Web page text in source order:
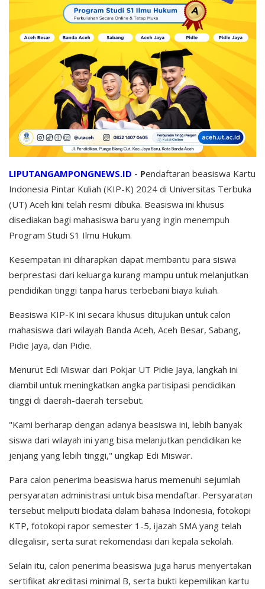
LIPUTANGAMPONGNEWS.ID - Pendaftaran beasiswa Kartu
Indonesia Pintar Kuliah (KIP-K) 2024 di Universitas Terbuka
(UT) Aceh kini telah resmi dibuka. Beasiswa ini khusus
disediakan bagi mahasiswa baru yang ingin menempuh
Program Studi S1 Ilmu Hukum.
Kesempatan ini diharapkan dapat membantu para siswa
berprestasi dari keluarga kurang mampu untuk melanjutkan
pendidikan tinggi tanpa harus terbebani biaya kuliah.
Beasiswa KIP-K ini secara khusus ditujukan untuk calon
mahasiswa dari wilayah Banda Aceh, Aceh Besar, Sabang,
Pidie Jaya, dan Pidie.
Menurut Edi Miswar dari Pokjar UT Pidie Jaya, langkah ini
diambil untuk meningkatkan angka partisipasi pendidikan
tinggi di daerah-daerah tersebut.
"Kami berharap dengan adanya beasiswa ini, lebih banyak
siswa dari wilayah ini yang bisa melanjutkan pendidikan ke
jenjang yang lebih tinggi," ungkap Edi Miswar.
Para calon penerima beasiswa harus memenuhi sejumlah
persyaratan administrasi untuk bisa mendaftar. Persyaratan
tersebut meliputi biodata dalam bahasa Indonesia, fotokopi
KTP, fotokopi rapor semester 1-5, ijazah SMA yang telah
dilegalisir, serta surat rekomendasi dari kepala sekolah.
Selain itu, calon penerima beasiswa juga harus menyertakan
sertifikat akreditasi minimal B, serta bukti kepemilikan kartu